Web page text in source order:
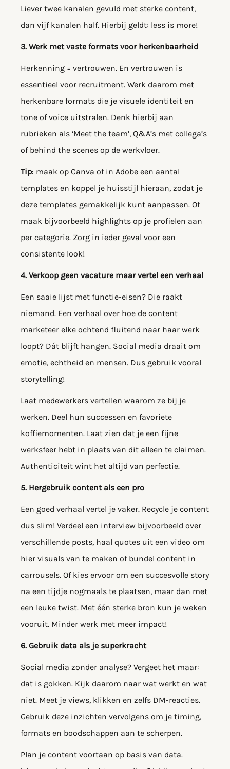
Liever twee kanalen gevuld met sterke content,
dan vijf kanalen half. Hierbij geldt: less is more!
3. Werk met vaste formats voor herkenbaarheid
Herkenning = vertrouwen. En vertrouwen is
essentieel voor recruitment. Werk daarom met
herkenbare formats die je visuele identiteit en
tone of voice uitstralen. Denk hierbij aan
rubrieken als ‘Meet the team’, Q&A’s met collega’s
of behind the scenes op de werkvloer.
Tip: maak op Canva of in Adobe een aantal
templates en koppel je huisstijl hieraan, zodat je
deze templates gemakkelijk kunt aanpassen. Of
maak bijvoorbeeld highlights op je profielen aan
per categorie. Zorg in ieder geval voor een
consistente look!
4. Verkoop geen vacature maar vertel een verhaal
Een saaie lijst met functie-eisen? Die raakt
niemand. Een verhaal over hoe de content
marketeer elke ochtend fluitend naar haar werk
loopt? Dát blijft hangen. Social media draait om
emotie, echtheid en mensen. Dus gebruik vooral
storytelling!
Laat medewerkers vertellen waarom ze bij je
werken. Deel hun successen en favoriete
koffiemomenten. Laat zien dat je een fijne
werksfeer hebt in plaats van dit alleen te claimen.
Authenticiteit wint het altijd van perfectie.
5. Hergebruik content als een pro
Een goed verhaal vertel je vaker. Recycle je content
dus slim! Verdeel een interview bijvoorbeeld over
verschillende posts, haal quotes uit een video om
hier visuals van te maken of bundel content in
carrousels. Of kies ervoor om een succesvolle story
na een tijdje nogmaals te plaatsen, maar dan met
een leuke twist. Met één sterke bron kun je weken
vooruit. Minder werk met meer impact!
6. Gebruik data als je superkracht
Social media zonder analyse? Vergeet het maar:
dat is gokken. Kijk daarom naar wat werkt en wat
niet. Meet je views, klikken en zelfs DM-reacties.
Gebruik deze inzichten vervolgens om je timing,
formats en boodschappen aan te scherpen.
Plan je content voortaan op basis van data.